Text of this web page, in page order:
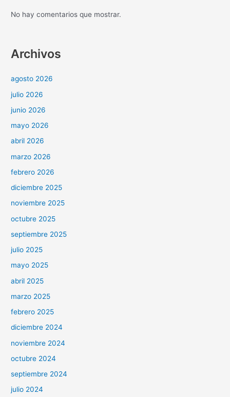
No hay comentarios que mostrar.
Archivos
agosto 2026
julio 2026
junio 2026
mayo 2026
abril 2026
marzo 2026
febrero 2026
diciembre 2025
noviembre 2025
octubre 2025
septiembre 2025
julio 2025
mayo 2025
abril 2025
marzo 2025
febrero 2025
diciembre 2024
noviembre 2024
octubre 2024
septiembre 2024
julio 2024